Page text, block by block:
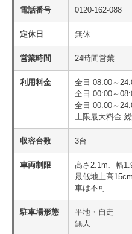
電話番号 0120-162-088
定休日 無休
営業時間 24時間営業
利用料金
全日 08:00～
全日 00:00～
全日 00:00～
上限最大料金
収容台数 3台
車両制限
高さ2.1m、幅
最低地上高
車は不可
駐車場形態
平地・自走
無人